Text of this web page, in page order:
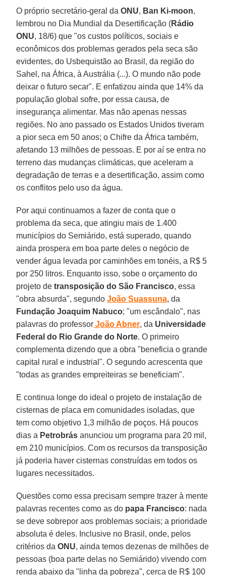
O próprio secretário-geral daONU, Ban Ki-moon,
lembrou no Dia Mundial da Desertificação (Rádio
ONU, 18/6) que "os custos políticos, sociais e
econômicos dos problemas gerados pela seca são
evidentes, do Usbequistão ao Brasil, da região do
Sahel, na África, à Austrália (...). O mundo não pode
deixar o futuro secar". E enfatizou ainda que 14% da
população global sofre, por essa causa, de
insegurança alimentar. Mas não apenas nessas
regiões. No ano passado os Estados Unidos tiveram
a pior seca em 50 anos; o Chifre da África também,
afetando 13 milhões de pessoas. E por aí se entra no
terreno das mudanças climáticas, que aceleram a
degradação de terras e a desertificação, assim como
os conflitos pelo uso da água.
Por aqui continuamos a fazer de conta que o
problema da seca, que atingiu mais de 1.400
municípios do Semiárido, está superado, quando
ainda prospera em boa parte deles o negócio de
vender água levada por caminhões em tonéis, a R$ 5
por 250 litros. Enquanto isso, sobe o orçamento do
projeto de transposição do São Francisco, essa
"obra absurda", segundoJoão Suassuna, da
Fundação Joaquim Nabuco; "um escândalo", nas
palavras do professor João Abner, da Universidade
Federal do Rio Grande do Norte. O primeiro
complementa dizendo que a obra "beneficia o grande
capital rural e industrial". O segundo acrescenta que
"todas as grandes empreiteiras se beneficiam".
E continua longe do ideal o projeto de instalação de
cisternas de placa em comunidades isoladas, que
tem como objetivo 1,3 milhão de poços. Há poucos
dias a Petrobrás anunciou um programa para 20 mil,
em 210 municípios. Com os recursos da transposição
já poderia haver cisternas construídas em todos os
lugares necessitados.
Questões como essa precisam sempre trazer à mente
palavras recentes como as do papa Francisco: nada
se deve sobrepor aos problemas sociais; a prioridade
absoluta é deles. Inclusive no Brasil, onde, pelos
critérios da ONU, ainda temos dezenas de milhões de
pessoas (boa parte delas no Semiárido) vivendo com
renda abaixo da "linha da pobreza", cerca de R$ 100